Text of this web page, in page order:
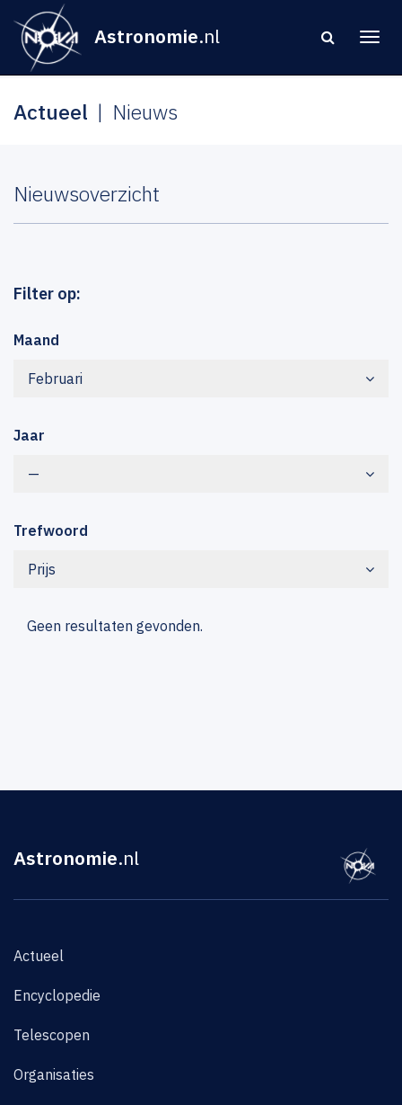
Astronomie.nl
Actueel Nieuws
Nieuwsoverzicht
Filter op:
Maand
Februari
Jaar
—
Trefwoord
Prijs
Geen resultaten gevonden.
Astronomie.nl
Actueel
Encyclopedie
Telescopen
Organisaties